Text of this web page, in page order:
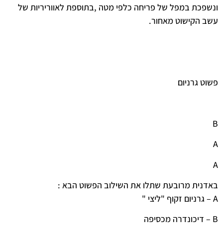
ונשפכת במפל של פריחה כלפי מטה ,בתוספת לאווריריות של
עשב הקישוט מאחור.
פשוט גרניום
B
A
A
באדנית מרובעת שתלו את השילוב הפשוט הבא :
A – גרניום זקוף "ליצי "
B – דיכונדרה מכסיפה